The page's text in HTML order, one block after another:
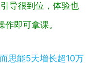
导很到位，体验也
即可拿课。